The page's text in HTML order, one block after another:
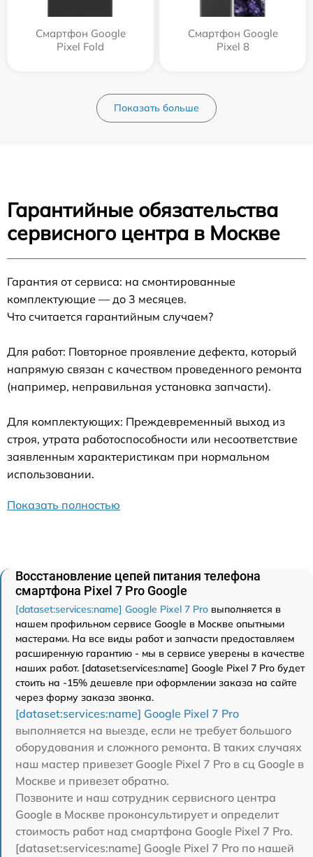
Смартфон Google
Pixel Fold
Смартфон Google
Pixel 8
Показать больше
Гарантийные обязательства
сервисного центра в Москве
Гарантия от сервиса: на смонтированные
комплектующие — до 3 месяцев.
Что считается гарантийным случаем?
Для работ: Повторное проявление дефекта, который
напрямую связан с качеством проведенного ремонта
(например, неправильная установка запчасти).
Для комплектующих: Преждевременный выход из
строя, утрата работоспособности или несоответствие
заявленным характеристикам при нормальном
использовании.
Показать полностью
Восстановление цепей питания телефона
смартфона Pixel 7 Pro Google
[dataset:services:name] Google Pixel 7 Pro выполняется в
нашем профильном сервисе Google в Москве опытными
мастерами. На все виды работ и запчасти предоставляем
расширенную гарантию - мы в сервисе уверены в качестве
наших работ. [dataset:services:name] Google Pixel 7 Pro будет
стоить на -15% дешевле при оформлении заказа на сайте
через форму заказа звонка.
[dataset:services:name] Google Pixel 7 Pro
выполняется на выезде, если не требует большого
оборудования и сложного ремонта. В таких случаях
наш мастер привезет Google Pixel 7 Pro в сц Google в
Москве и привезет обратно.
Позвоните и наш сотрудник сервисного центра
Google в Москве проконсультирует и определит
стоимость работ над смартфона Google Pixel 7 Pro.
[dataset:services:name] Google Pixel 7 Pro по нашей